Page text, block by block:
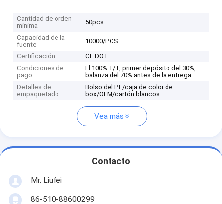
Cantidad de orden
mínima
50pcs
Capacidad de la
fuente
10000/PCS
Certificación
CE DOT
Condiciones de
pago
El 100% T/T, primer depósito del 30%,
balanza del 70% antes de la entrega
Detalles de
empaquetado
Bolso del PE/caja de color de
box/OEM/cartón blancos
Vea más
Contacto
Mr. Liufei
86-510-88600299